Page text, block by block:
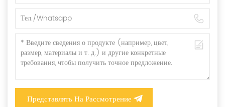
Представлять На Рассмотрение